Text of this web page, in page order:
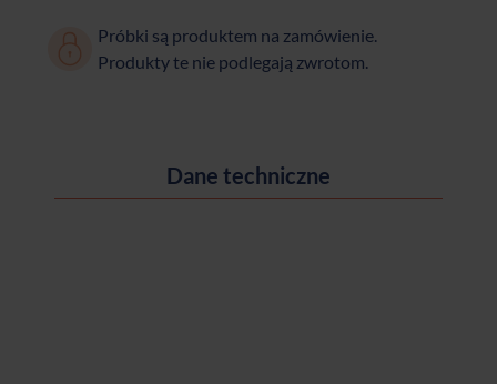
Próbki są produktem na zamówienie.
Produkty te nie podlegają zwrotom.
Dane techniczne